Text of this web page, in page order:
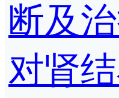
断及
对肾